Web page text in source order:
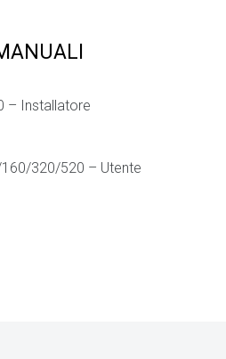
– Installatore
320/520 – Utente